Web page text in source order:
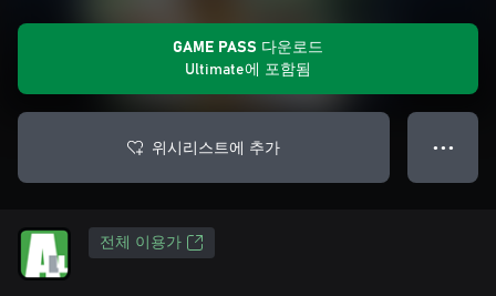
GAME PASS 다운로드
Ultimate에 포함됨
위시리스트에 추가 ● ● ●
전체 이용가